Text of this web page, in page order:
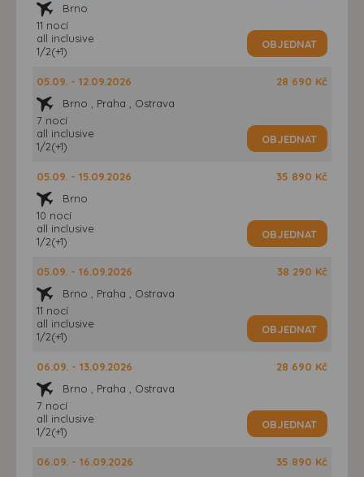
Brno
11 nocí
all inclusive
1/2(+1)
OBJEDNAT
05.09. - 12.09.2026
Brno , Praha , Ostrava
7 nocí
all inclusive
1/2(+1)
28 690 Kč
OBJEDNAT
05.09. - 15.09.2026
Brno
10 nocí
all inclusive
1/2(+1)
35 890 Kč
OBJEDNAT
05.09. - 16.09.2026
Brno , Praha , Ostrava
11 nocí
all inclusive
1/2(+1)
38 290 Kč
OBJEDNAT
06.09. - 13.09.2026
Brno , Praha , Ostrava
7 nocí
all inclusive
1/2(+1)
28 690 Kč
OBJEDNAT
06.09. - 16.09.2026
35 890 Kč